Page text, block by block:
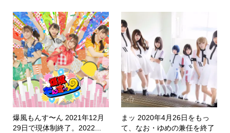
爆風もんす〜ん 2021年12月
29日で現体制終了。2022...
まッ 2020年4月26日をもっ
て、なお・ゆめの兼任を終了